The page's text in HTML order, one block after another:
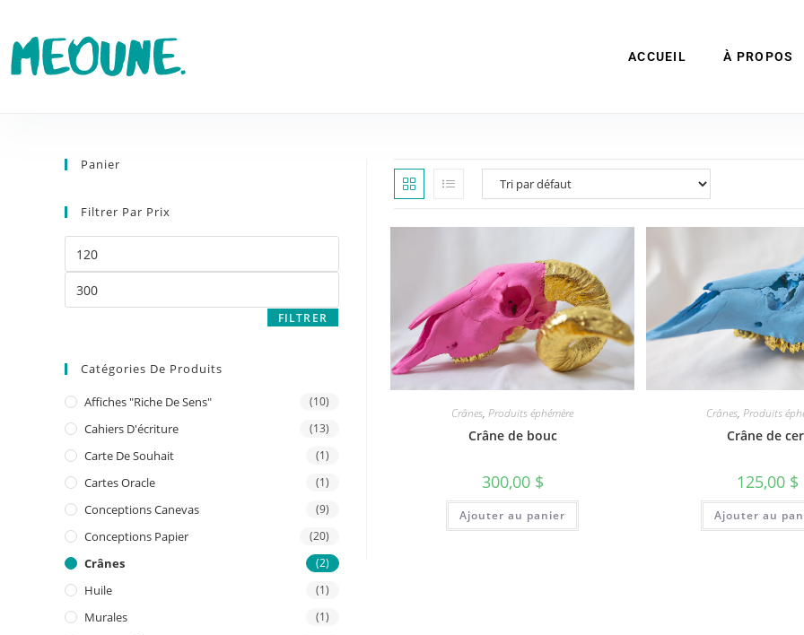
ACCUEIL À PROPOS
Crânes,Produits éphémère
Crâne de bouc
300,00 $
Ajouter au panier
Crânes,Produits
Crâne de
125,00 $
Ajouter au
Panier
Filtrer Par Prix
FILTRER
Catégories De Produits
Affiches "riche De Sens" (10)
Cahiers D'écriture (13)
Carte De Souhait (1)
Cartes Oracle (1)
Conceptions Canevas (9)
Conceptions Papier (20)
Crânes (2)
Huile (1)
Murales (1)